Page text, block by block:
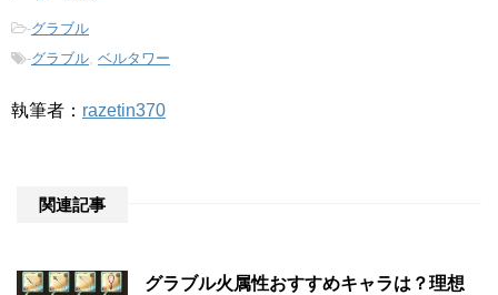
-グラブル
-グラブル, ベルタワー
執筆者： razetin370
関連記事
グラブル火属性おすすめキャラは？理想